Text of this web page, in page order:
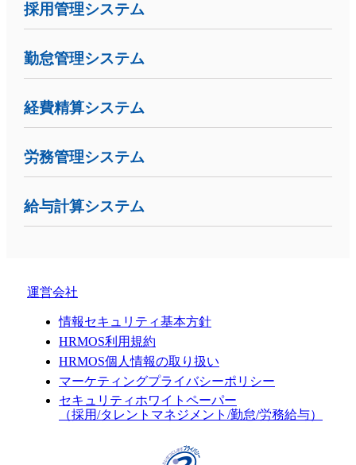
採用管理システム
勤怠管理システム
経費精算システム
労務管理システム
給与計算システム
運営会社
情報セキュリティ基本方針
HRMOS利用規約
HRMOS個人情報の取り扱い
マーケティングプライバシーポリシー
セキュリティホワイトペーパー
（採用/タレントマネジメント/勤怠/労務給与）